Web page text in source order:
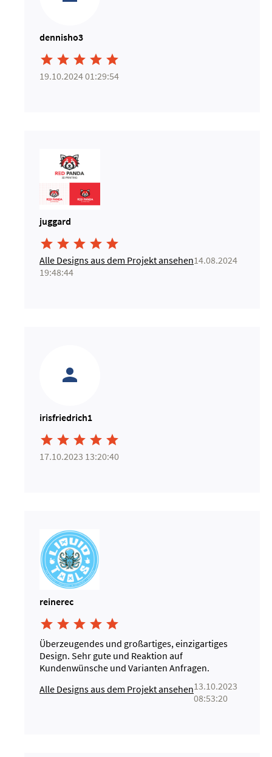
dennisho3
    
19.10.2024 01:29:54
juggard
    
Alle Designs aus dem Projekt ansehen14.08.2024
19:48:44
irisfriedrich1
    
17.10.2023 13:20:40
reinerec
    
Überzeugendes und großartiges, einzigartiges
Design. Sehr gute und Reaktion auf
Kundenwünsche und Varianten Anfragen.
Alle Designs aus dem Projekt ansehen13.10.2023
08:53:20